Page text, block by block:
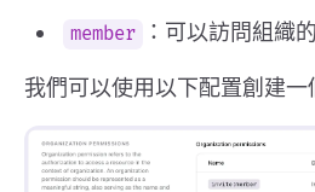
member ：可以訪問組織
我們可以使用以下配置創建一